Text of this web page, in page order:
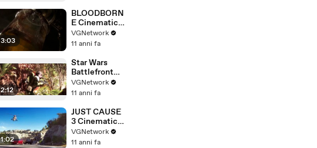
3:03
BLOODBORN
E Cinematic
Trailer [E3
2014]
VGNetwork
11 anni fa
2:12
Star Wars
Battlefront
Reveal Trailer
VGNetwork
11 anni fa
1:02
JUST CAUSE
3 Cinematic
Trailer (PS4 -
Xbox One)
VGNetwork
11 anni fa